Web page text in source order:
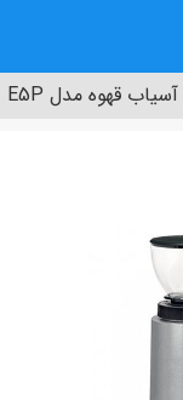
آسیاب قهوه مدل E5P